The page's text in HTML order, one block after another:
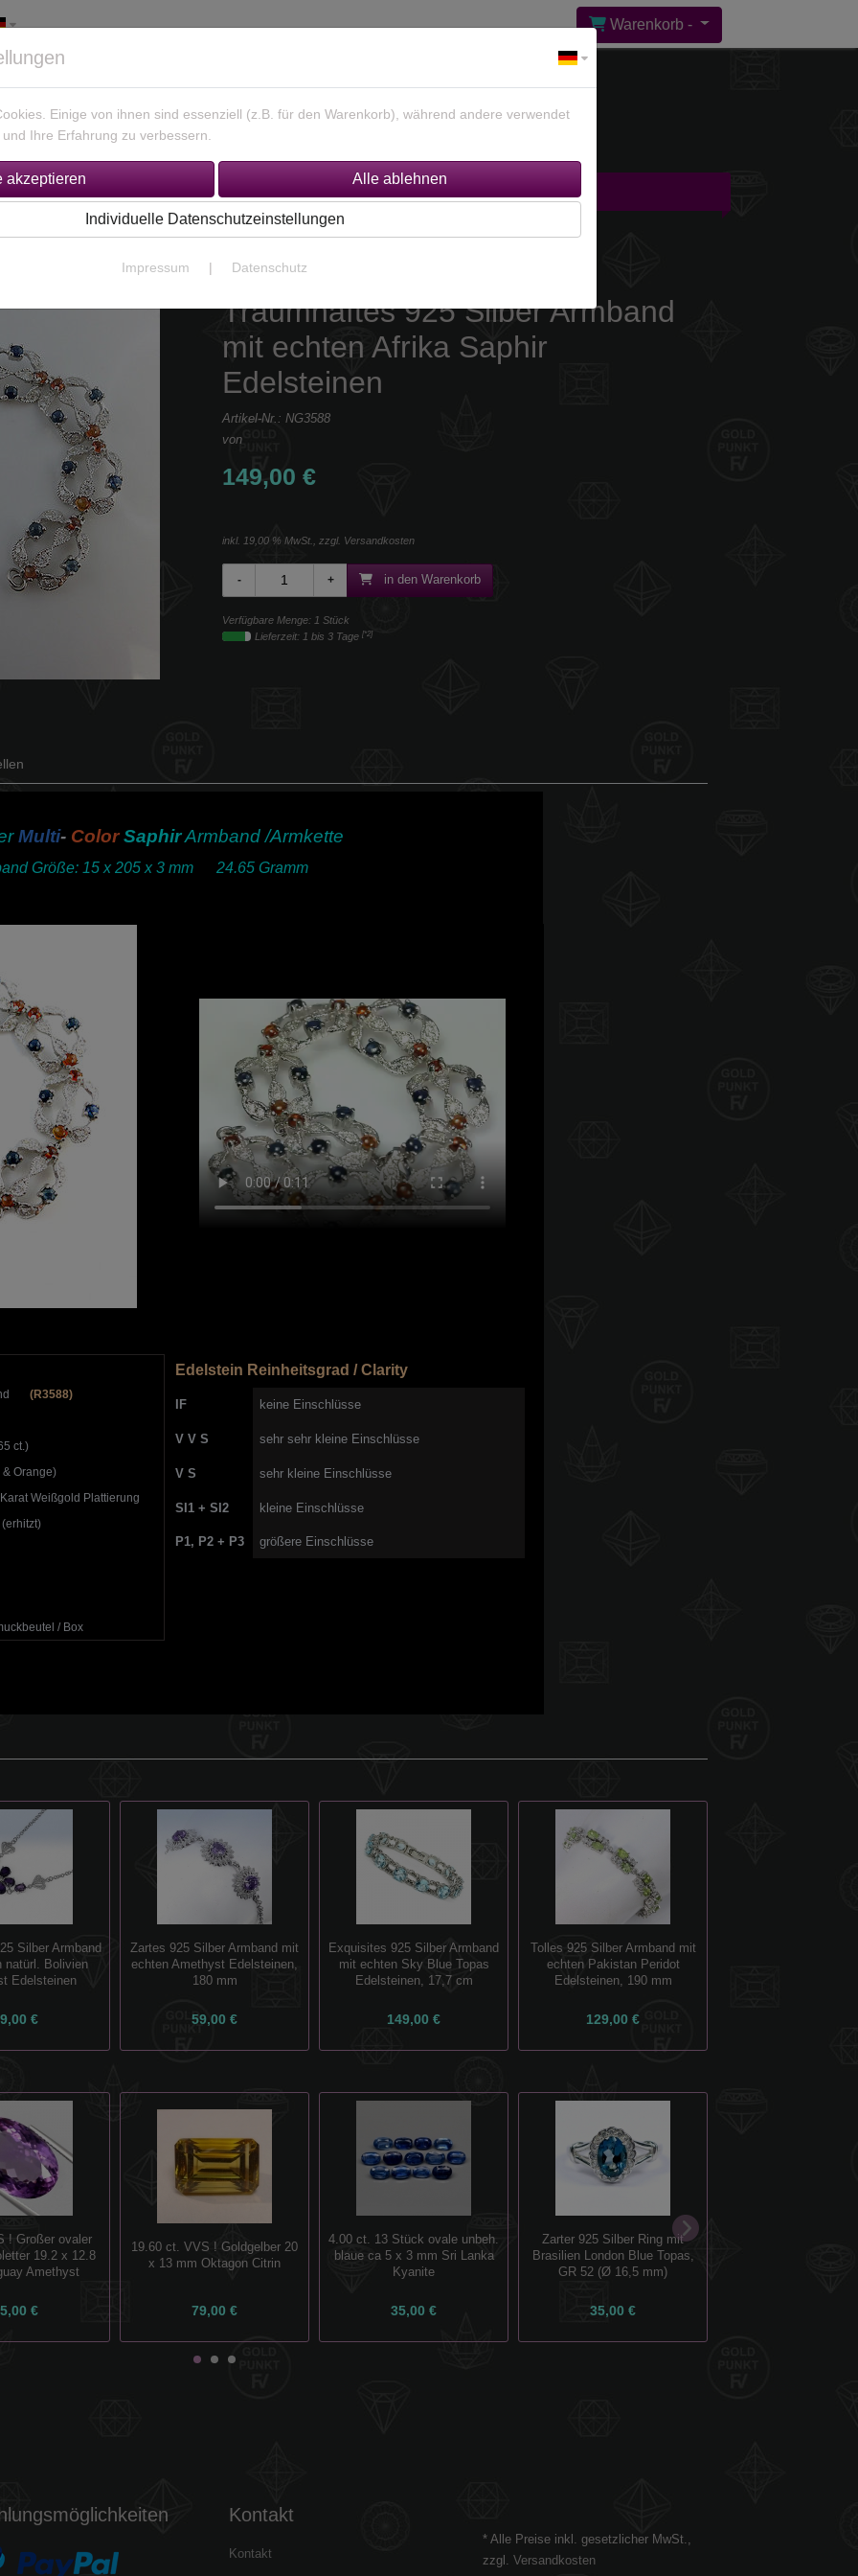
Warenkorb -
925 Silber Schmuck Unikate Gold / Silber
Traumhaftes 925 Silber Armband
mit echten Afrika Saphir
Edelsteinen
Artikel-Nr.: NG3588
von
149,00 €
inkl. 19,00 % MwSt., zzgl. Versandkosten
in den Warenkorb
Verfügbare Menge: 1 Stück
Lieferzeit: 1 bis 3 Tage [*2]
Multi- Color SaphirArmband /Armkette
Größe: 15 x 205 x 3 mm 24.65 Gramm
(R3588)
ct.)
Orange)
Weißgold Plattierung
/ Box
Edelstein Reinheitsgrad / Clarity
IF keine Einschlüsse
V V S sehr sehr kleine Einschlüsse
V S sehr kleine Einschlüsse
SI1 + SI2 kleine Einschlüsse
P1, P2 + P3 größere Einschlüsse
Silber Armband
natürl. Bolivien
Edelsteinen
€
Zartes 925 Silber Armband mit
echten Amethyst Edelsteinen,
180 mm
59,00 €
Exquisites 925 Silber Armband
mit echten Sky Blue Topas
Edelsteinen, 17,7 cm
149,00 €
Tolles 925 Silber Armband mit
echten Pakistan Peridot
Edelsteinen, 190 mm
129,00 €
! Großer ovaler
19.2 x 12.8
Amethyst
€
19.60 ct. VVS ! Goldgelber 20
x 13 mm Oktagon Citrin
79,00 €
4.00 ct. 13 Stück ovale unbeh.
blaue ca 5 x 3 mm Sri Lanka
Kyanite
35,00 €
Zarter 925 Silber Ring mit
Brasilien London Blue Topas,
GR 52 (Ø 16,5 mm)
35,00 €
Kontakt
Kontakt
* Alle Preise inkl. gesetzlicher MwSt.,
zzgl. Versandkosten
Einige von ihnen sind essenziell (z.B. für den Warenkorb), während andere verwendet
Ihre Erfahrung zu verbessern.
Individuelle Datenschutzeinstellungen
Impressum | Datenschutz